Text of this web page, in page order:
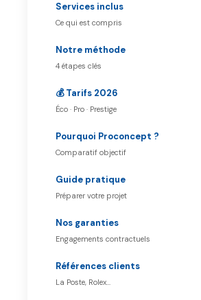
Services inclus
Ce qui est compris
Notre méthode
4 étapes clés
💰 Tarifs 2026
Éco · Pro · Prestige
Pourquoi Proconcept ?
Comparatif objectif
Guide pratique
Préparer votre projet
Nos garanties
Engagements contractuels
Références clients
La Poste, Rolex…